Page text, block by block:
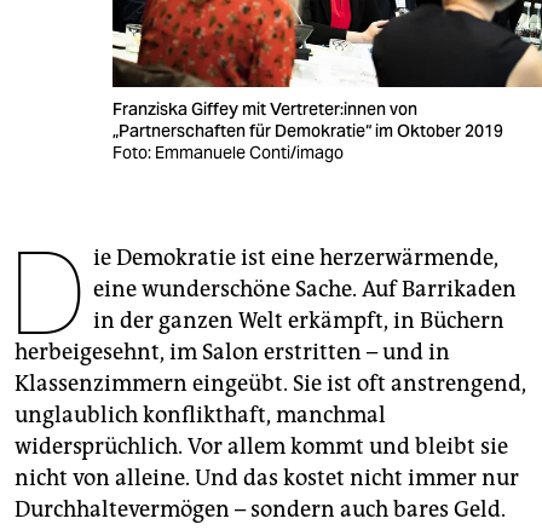
veranstaltungen
fragen & hilfe
genossenschaft
epaper login
Franziska Giffey mit Vertreter:innen von
„Partnerschaften für Demokratie“ im Oktober 2019
Foto: Emmanuele Conti/imago
D ie Demokratie ist eine herzerwärmende,
eine wunderschöne Sache. Auf Barrikaden
in der ganzen Welt erkämpft, in Büchern
herbeigesehnt, im Salon erstritten – und in
Klassenzimmern eingeübt. Sie ist oft anstrengend,
unglaublich konflikthaft, manchmal
widersprüchlich. Vor allem kommt und bleibt sie
nicht von alleine. Und das kostet nicht immer nur
Durchhaltevermögen – sondern auch bares Geld.